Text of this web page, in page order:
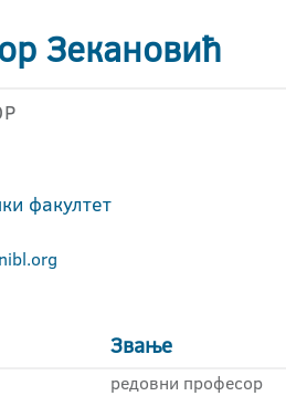
Зекановић
факултет
Звање
редовни професор